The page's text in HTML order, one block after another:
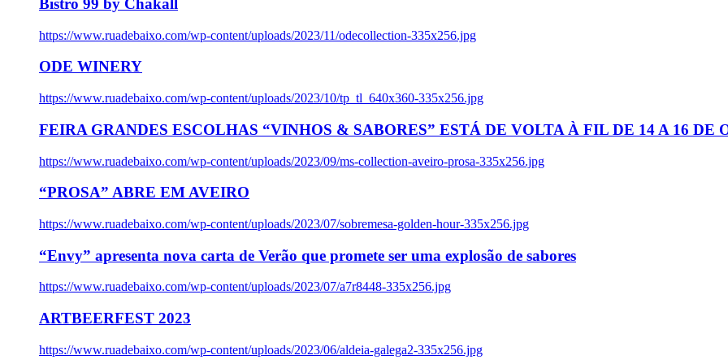
Bistro 99 by Chakall
https://www.ruadebaixo.com/wp-content/uploads/2023/11/odecollection-335x256.jpg
ODE WINERY
https://www.ruadebaixo.com/wp-content/uploads/2023/10/tp_tl_640x360-335x256.jpg
FEIRA GRANDES ESCOLHAS “VINHOS & SABORES” ESTÁ DE VOLTA À FIL DE 14 A 16 DE
https://www.ruadebaixo.com/wp-content/uploads/2023/09/ms-collection-aveiro-prosa-335x256.jpg
“PROSA” ABRE EM AVEIRO
https://www.ruadebaixo.com/wp-content/uploads/2023/07/sobremesa-golden-hour-335x256.jpg
“Envy” apresenta nova carta de Verão que promete ser uma explosão de sabores
https://www.ruadebaixo.com/wp-content/uploads/2023/07/a7r8448-335x256.jpg
ARTBEERFEST 2023
https://www.ruadebaixo.com/wp-content/uploads/2023/06/aldeia-galega2-335x256.jpg